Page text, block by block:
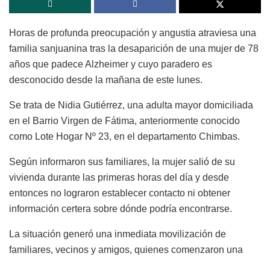
Horas de profunda preocupación y angustia atraviesa una
familia sanjuanina tras la desaparición de una mujer de 78
años que padece Alzheimer y cuyo paradero es
desconocido desde la mañana de este lunes.
Se trata de Nidia Gutiérrez, una adulta mayor domiciliada
en el Barrio Virgen de Fátima, anteriormente conocido
como Lote Hogar Nº 23, en el departamento Chimbas.
Según informaron sus familiares, la mujer salió de su
vivienda durante las primeras horas del día y desde
entonces no lograron establecer contacto ni obtener
información certera sobre dónde podría encontrarse.
La situación generó una inmediata movilización de
familiares, vecinos y amigos, quienes comenzaron una